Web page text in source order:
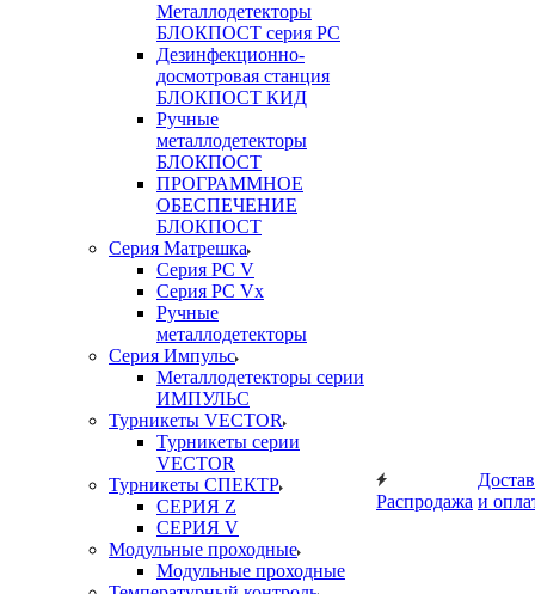
Металлодетекторы
БЛОКПОСТ серия РС
Дезинфекционно-
досмотровая станция
БЛОКПОСТ КИД
Ручные
металлодетекторы
БЛОКПОСТ
ПРОГРАММНОЕ
ОБЕСПЕЧЕНИЕ
БЛОКПОСТ
Серия Матрешка
Серия PC V
Серия PC Vx
Ручные
металлодетекторы
Серия Импульс
Металлодетекторы серии
ИМПУЛЬС
Турникеты VECTOR
Турникеты серии
VECTOR
Турникеты СПЕКТР
СЕРИЯ Z
СЕРИЯ V
Модульные проходные
Модульные проходные
Распродажа и